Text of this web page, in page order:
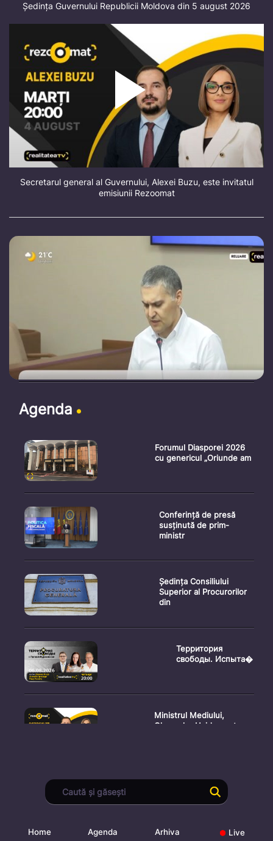
Ședința Guvernului Republicii Moldova din 5 august 2026
Secretarul general al Guvernului, Alexei Buzu, este invitatul
emisiunii Rezoomat
Agenda
Forumul Diasporei 2026
cu genericul „Oriunde am
Conferință de presă
susținută de prim-
ministr
Ședința Consiliului
Superior al Procurorilor
din
Территория
свободы. Испыта�
Ministrul Mediului,
Gheorghe Hajder, este
Consultări publice privind
proiectul de lege pent
Home Agenda Arhiva Live